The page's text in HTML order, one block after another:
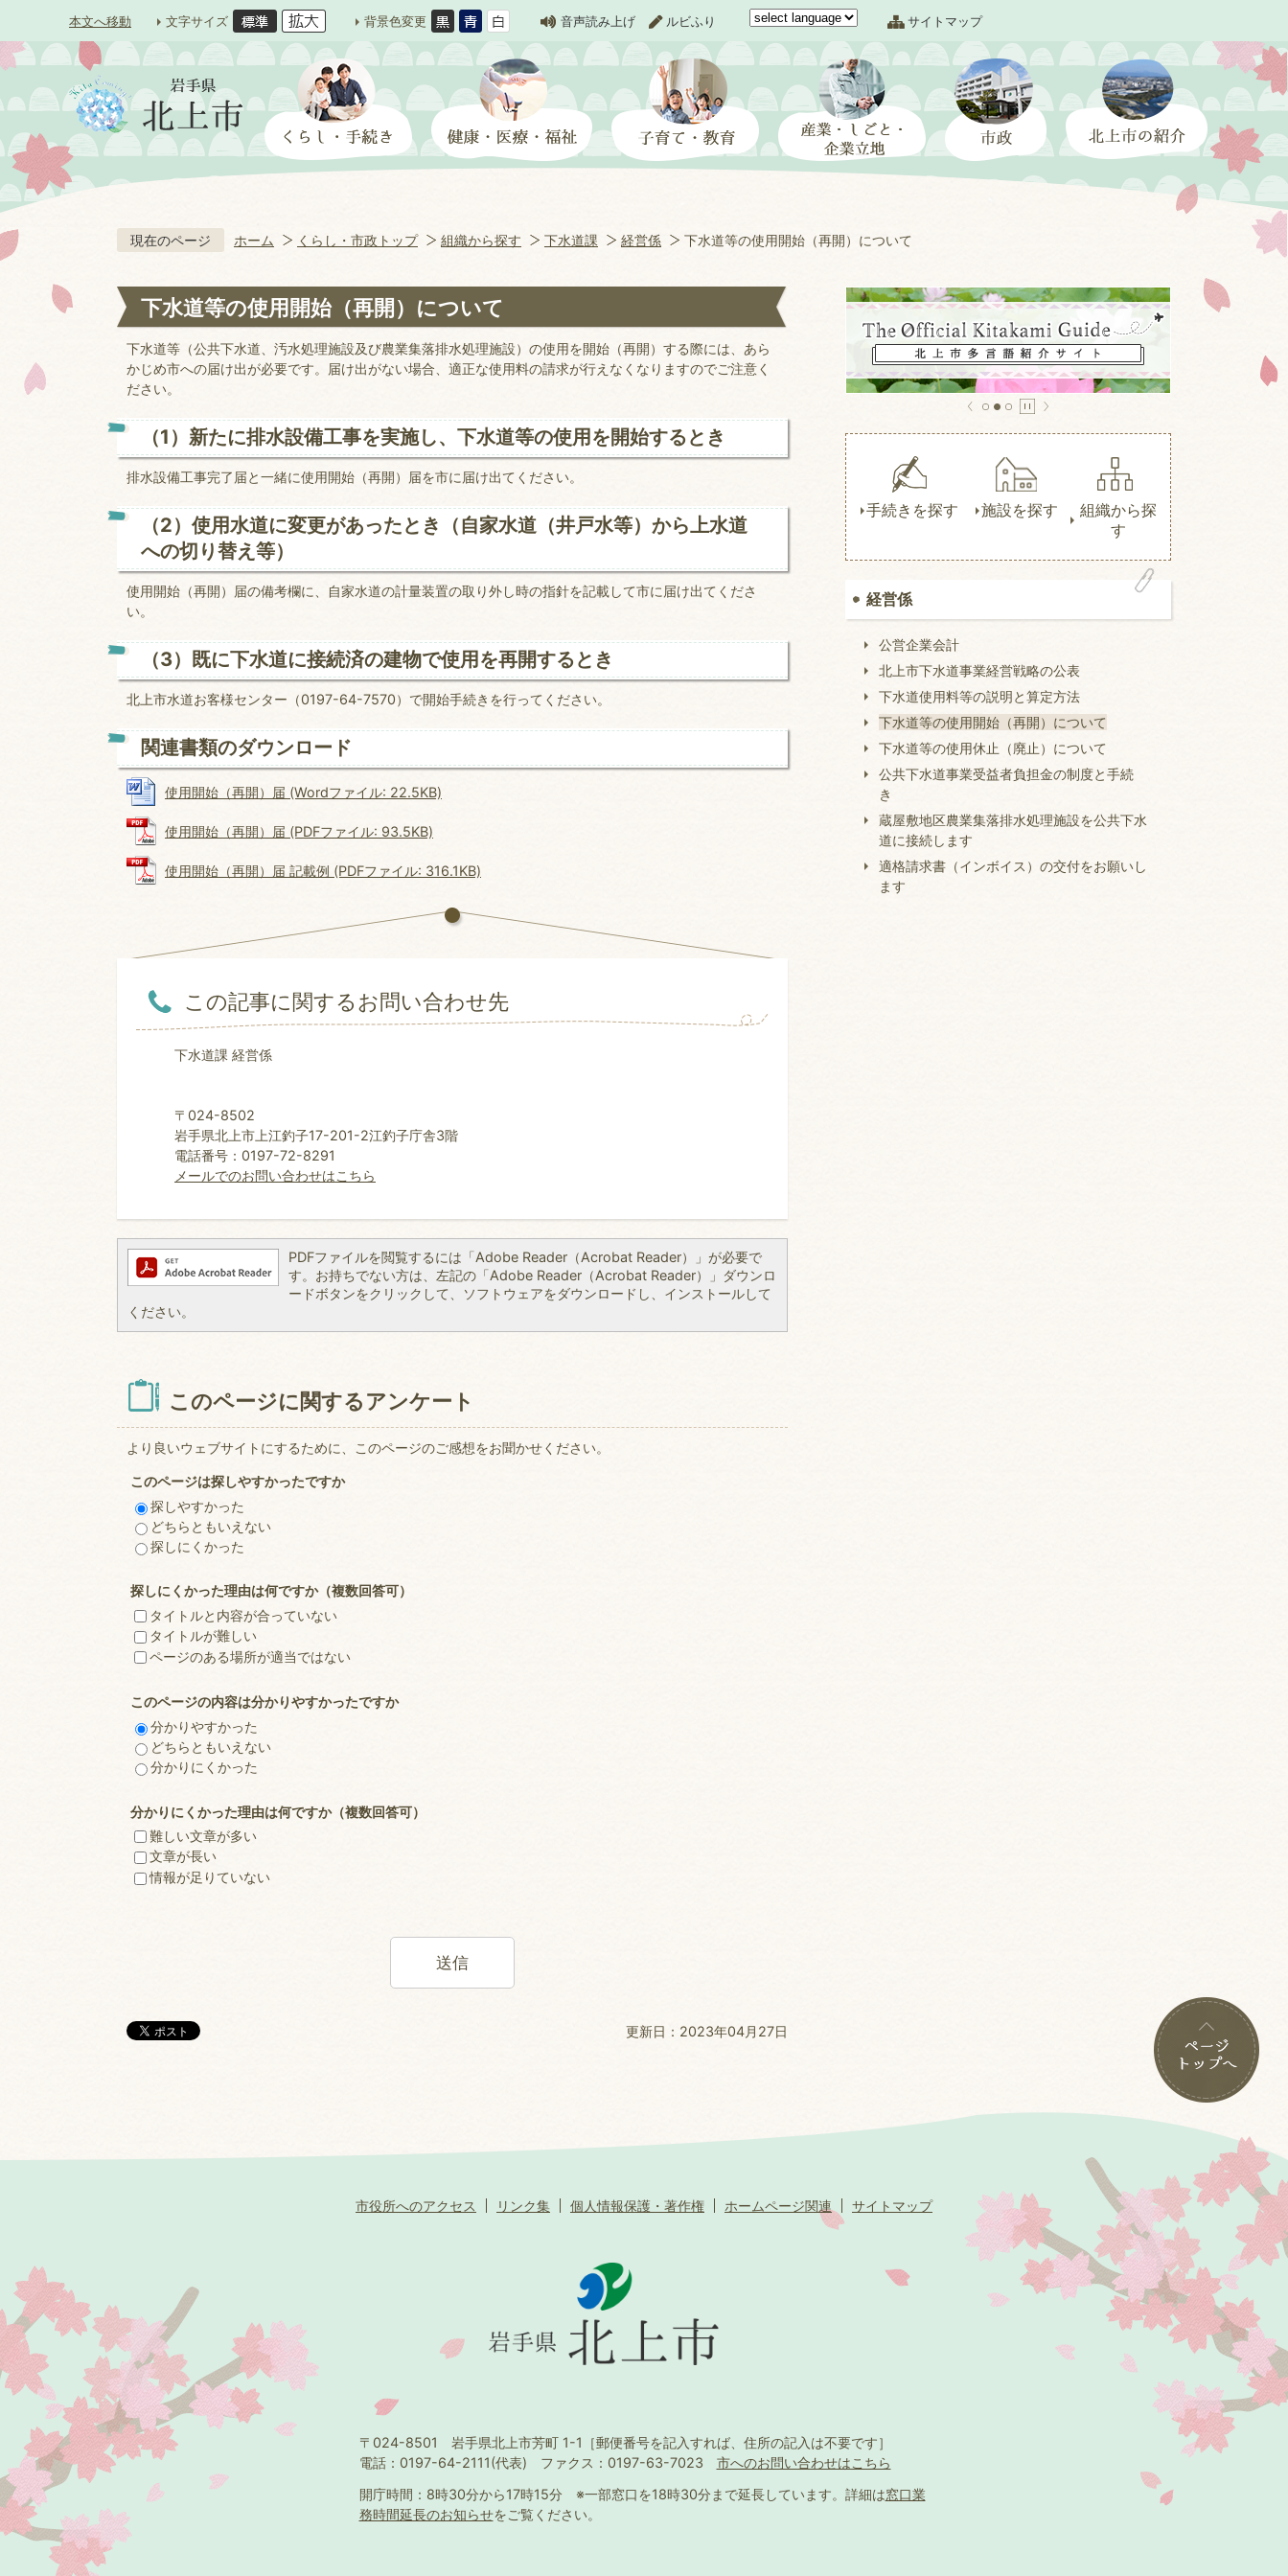
本文へ移動 文字サイズ 背景色変更 音声読み上げ ルビふり サイトマップ
現在のページ ホーム くらし・市政トップ 組織から探す 下水道課 経営係 下水道等の使用開始（再開）について
下水道等の使用開始（再開）について
下水道等（公共下水道、汚水処理施設及び農業集落排水処理施設）の使用を開始（再開）する際には、あら
かじめ市への届け出が必要です。届け出がない場合、適正な使用料の請求が行えなくなりますのでご注意く
ださい。
（1）新たに排水設備工事を実施し、下水道等の使用を開始するとき
排水設備工事完了届と一緒に使用開始（再開）届を市に届け出てください。
（2）使用水道に変更があったとき（自家水道（井戸水等）から上水道
への切り替え等）
使用開始（再開）届の備考欄に、自家水道の計量装置の取り外し時の指針を記載して市に届け出てくださ
い。
（3）既に下水道に接続済の建物で使用を再開するとき
北上市水道お客様センター（0197-64-7570）で開始手続きを行ってください。
関連書類のダウンロード
使用開始（再開）届 (Wordファイル: 22.5KB)
使用開始（再開）届 (PDFファイル: 93.5KB)
使用開始（再開）届 記載例 (PDFファイル: 316.1KB)
この記事に関するお問い合わせ先
下水道課 経営係
〒024-8502
岩手県北上市上江釣子17-201-2江釣子庁舎3階
電話番号：0197-72-8291
メールでのお問い合わせはこちら
PDFファイルを閲覧するには「Adobe Reader（Acrobat Reader）」が必要で
す。お持ちでない方は、左記の「Adobe Reader（Acrobat Reader）」ダウンロ
ードボタンをクリックして、ソフトウェアをダウンロードし、インストールして
ください。
このページに関するアンケート
より良いウェブサイトにするために、このページのご感想をお聞かせください。
このページは探しやすかったですか
探しやすかった
どちらともいえない
探しにくかった
探しにくかった理由は何ですか（複数回答可）
タイトルと内容が合っていない
タイトルが難しい
ページのある場所が適当ではない
このページの内容は分かりやすかったですか
分かりやすかった
どちらともいえない
分かりにくかった
分かりにくかった理由は何ですか（複数回答可）
難しい文章が多い
文章が長い
情報が足りていない
更新日：2023年04月27日
手続きを探す 施設を探す
組織から探
す
経営係
公営企業会計
北上市下水道事業経営戦略の公表
下水道使用料等の説明と算定方法
下水道等の使用開始（再開）について
下水道等の使用休止（廃止）について
公共下水道事業受益者負担金の制度と手続
き
蔵屋敷地区農業集落排水処理施設を公共下水
道に接続します
適格請求書（インボイス）の交付をお願いし
ます
市役所へのアクセス リンク集 個人情報保護・著作権 ホームページ関連 サイトマップ
〒024-8501 岩手県北上市芳町 1-1 ［郵便番号を記入すれば、住所の記入は不要です］
電話：0197-64-2111(代表) ファクス：0197-63-7023 市へのお問い合わせはこちら
開庁時間：8時30分から17時15分 ※一部窓口を18時30分まで延長しています。 詳細は窓口業
務時間延長のお知らせをご覧ください。